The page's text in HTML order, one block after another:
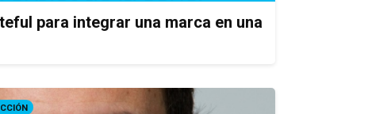
para integrar una marca en una